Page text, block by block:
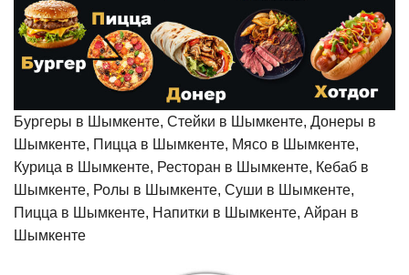
Бургеры в Шымкенте, Стейки в Шымкенте, Донеры в
Шымкенте, Пицца в Шымкенте, Мясо в Шымкенте,
Курица в Шымкенте, Ресторан в Шымкенте, Кебаб в
Шымкенте, Ролы в Шымкенте, Суши в Шымкенте,
Пицца в Шымкенте, Напитки в Шымкенте, Айран в
Шымкенте